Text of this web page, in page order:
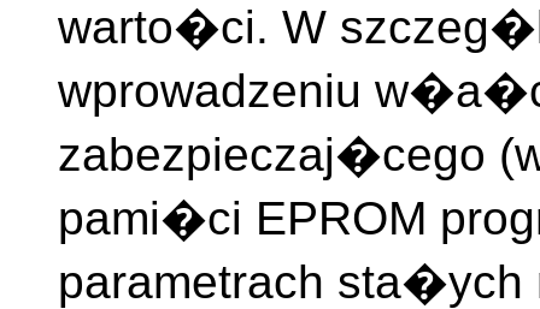
warto�ci. W
wprowadzeniu
zabezpieczaj�cego
pami�ci EPROM
parametrach